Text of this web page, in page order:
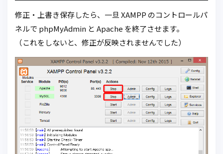
修正・上書き保存したら、一旦 XAMPP のコントロールパ
ネルで phpMyAdmin と Apache を終了させます。
（これをしないと、修正が反映されませんでした）